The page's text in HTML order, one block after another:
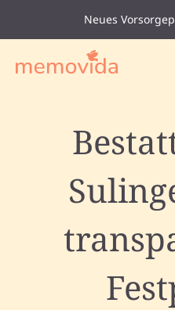
Neues